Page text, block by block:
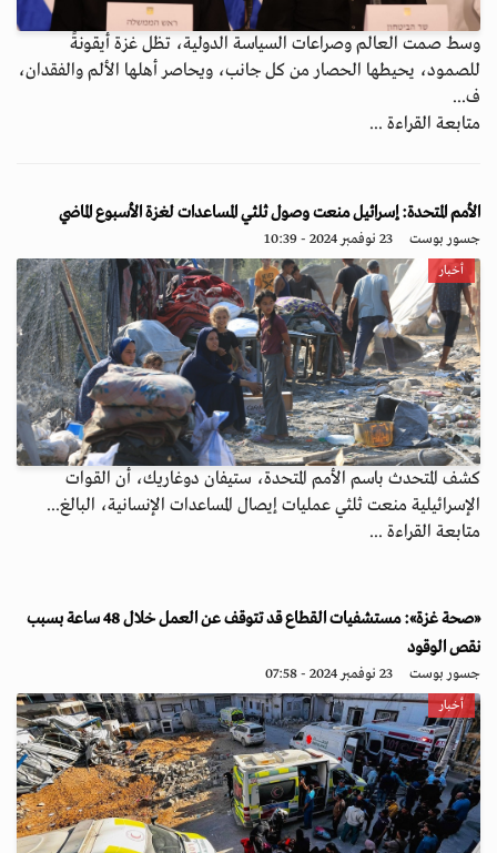
وسط صمت العالم وصراعات السياسة الدولية، تظل غزة أيقونةً
للصمود، يحيطها الحصار من كل جانب، ويحاصر أهلها الألم والفقدان،
ف...
متابعة القراءة ...
الأمم المتحدة: إسرائيل منعت وصول ثلثي المساعدات لغزة الأسبوع الماضي
جسور بوست 23 نوفمبر 2024 - 10:39
أخبار
كشف المتحدث باسم الأمم المتحدة، ستيفان دوغاريك، أن القوات
الإسرائيلية منعت ثلثي عمليات إيصال المساعدات الإنسانية، البالغ...
متابعة القراءة ...
«صحة غزة»: مستشفيات القطاع قد تتوقف عن العمل خلال 48 ساعة بسبب
نقص الوقود
جسور بوست 23 نوفمبر 2024 - 07:58
أخبار